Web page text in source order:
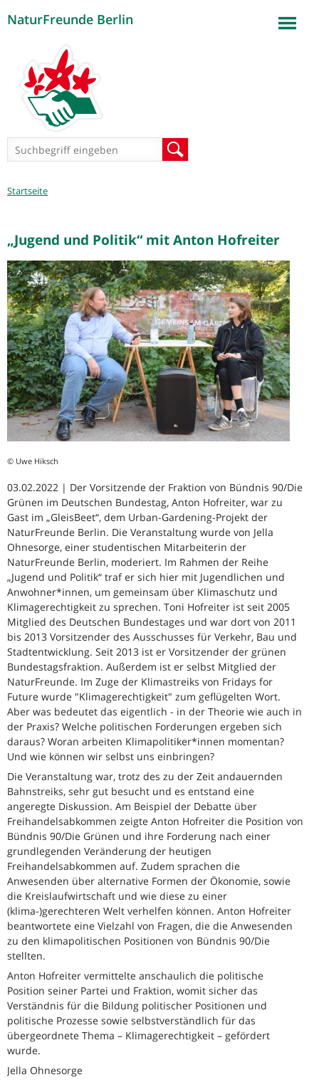
NaturFreunde Berlin
Suchformular
Sie
Startseite
„Jugend und Politik“ mit Anton Hofreiter
© Uwe Hiksch
03.02.2022 | Der Vorsitzende der Fraktion von Bündnis 90/Die
Grünen im Deutschen Bundestag, Anton Hofreiter, war zu
Gast im „GleisBeet“, dem Urban-Gardening-Projekt der
NaturFreunde Berlin. Die Veranstaltung wurde von Jella
Ohnesorge, einer studentischen Mitarbeiterin der
NaturFreunde Berlin, moderiert. Im Rahmen der Reihe
„Jugend und Politik“ traf er sich hier mit Jugendlichen und
Anwohner*innen, um gemeinsam über Klimaschutz und
Klimagerechtigkeit zu sprechen. Toni Hofreiter ist seit 2005
Mitglied des Deutschen Bundestages und war dort von 2011
bis 2013 Vorsitzender des Ausschusses für Verkehr, Bau und
Stadtentwicklung. Seit 2013 ist er Vorsitzender der grünen
Bundestagsfraktion. Außerdem ist er selbst Mitglied der
NaturFreunde. Im Zuge der Klimastreiks von Fridays for
Future wurde "Klimagerechtigkeit" zum geflügelten Wort.
Aber was bedeutet das eigentlich - in der Theorie wie auch in
der Praxis? Welche politischen Forderungen ergeben sich
daraus? Woran arbeiten Klimapolitiker*innen momentan?
Und wie können wir selbst uns einbringen?
Die Veranstaltung war, trotz des zu der Zeit andauernden
Bahnstreiks, sehr gut besucht und es entstand eine
angeregte Diskussion. Am Beispiel der Debatte über
Freihandelsabkommen zeigte Anton Hofreiter die Position von
Bündnis 90/Die Grünen und ihre Forderung nach einer
grundlegenden Veränderung der heutigen
Freihandelsabkommen auf. Zudem sprachen die
Anwesenden über alternative Formen der Ökonomie, sowie
die Kreislaufwirtschaft und wie diese zu einer
(klima-)gerechteren Welt verhelfen können. Anton Hofreiter
beantwortete eine Vielzahl von Fragen, die die Anwesenden
zu den klimapolitischen Positionen von Bündnis 90/Die
stellten.
Anton Hofreiter vermittelte anschaulich die politische
Position seiner Partei und Fraktion, womit sicher das
Verständnis für die Bildung politischer Positionen und
politische Prozesse sowie selbstverständlich für das
übergeordnete Thema – Klimagerechtigkeit – gefördert
wurde.
Jella Ohnesorge